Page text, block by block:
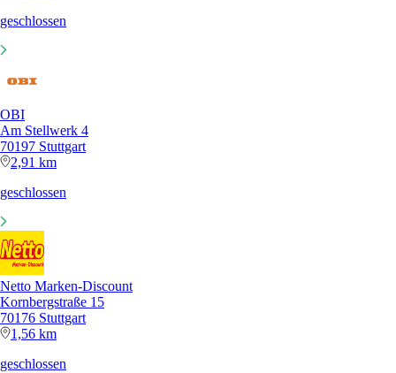
geschlossen
OBI
Am Stellwerk 4
70197 Stuttgart
2,91 km
geschlossen
Netto Marken-Discount
Kornbergstraße 15
70176 Stuttgart
1,56 km
geschlossen